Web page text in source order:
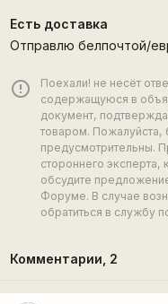
Есть доставка
Отправлю белпочтой/
error_outline
Поехали! не несёт
содержащуюся в
документ,
товаром. Пожалуйста,
предусмотрительны.
стороннего эксперта,
обсудите
Форуме. В случае
обратиться в службу
Комментарии, 2